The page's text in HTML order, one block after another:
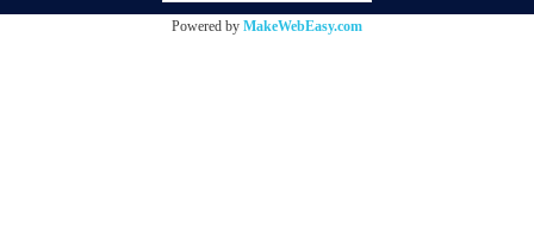
Powered by MakeWebEasy.com